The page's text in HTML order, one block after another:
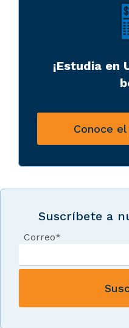
¡Estudia en
Conoce
Suscríbete a
Correo*